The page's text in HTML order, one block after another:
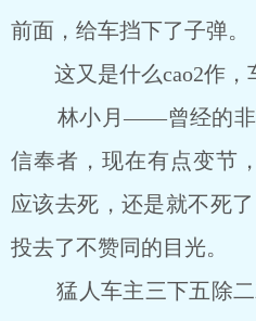
前面，给车挡下了子弹。
这又是什么cao2作，
林小月——曾经的非
信奉者，现在有点变节
应该去死，还是就不死
投去了不赞同的目光。
猛人车主三下五除二